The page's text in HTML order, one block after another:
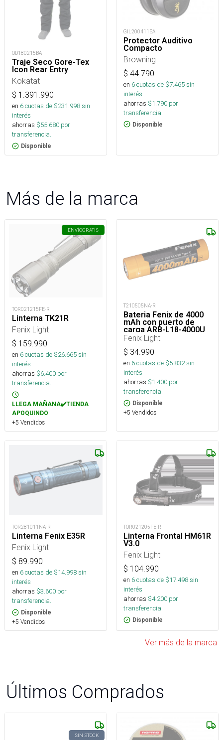
OD180215BA
Traje Seco Gore-Tex
Icon Rear Entry
Kokatat
$ 1.391.990
en 6cuotas de $231.998sin
interés
ahorras $55.680 por
transferencia.
Disponible
GIL200411BA
Protector Auditivo
Compacto
Browning
$ 44.790
en 6cuotas de $7.465sin
interés
ahorras $1.790 por
transferencia.
Disponible
Más de la marca
ENVÍOGRATIS
TOR021215FE-R
Linterna TK21R
Fenix Light
$ 159.990
en 6cuotas de $26.665sin
interés
ahorras $6.400 por
transferencia.
LLEGA MAÑANA✔️TIENDA
APOQUINDO
+5 Vendidos
T210505NA-R
Bateria Fenix de 4000
mAh con puerto de
carga ARB-L18-4000U
Fenix Light
$ 34.990
en 6cuotas de $5.832sin
interés
ahorras $1.400 por
transferencia.
Disponible
+5 Vendidos
TOR281011NA-R
Linterna Fenix E35R
Fenix Light
$ 89.990
en 6cuotas de $14.998sin
interés
ahorras $3.600 por
transferencia.
Disponible
+5 Vendidos
TOR021205FE-R
Linterna Frontal HM61R
V3.0
Fenix Light
$ 104.990
en 6cuotas de $17.498sin
interés
ahorras $4.200 por
transferencia.
Disponible
Ver más de la marca
Últimos Comprados
SIN STOCK